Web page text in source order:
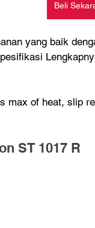
Beli
yang baik
max of heat, slip
ST 1017 R